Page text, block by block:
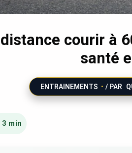
courir à
santé
ENTRAINEMENTS / PAR